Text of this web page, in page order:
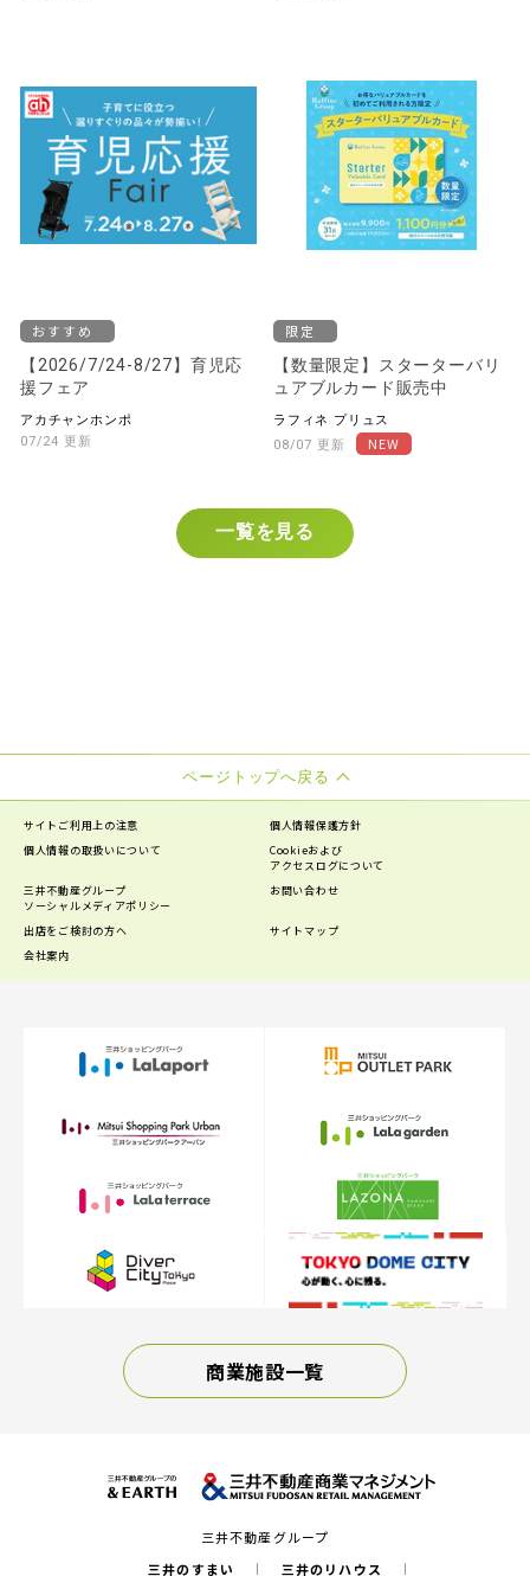
おすすめ
【2026/7/24-8/27】育児応
援フェア
アカチャンホンポ
07/24 更新
限定
【数量限定】スターターバリ
ュアブルカード販売中
ラフィネ プリュス
08/07 更新
一覧を見る
ページトップへ戻る
サイトご利用上の注意
個人情報保護方針
個人情報の取扱いについて
Cookieおよび
アクセスログについて
三井不動産グループ
ソーシャルメディアポリシー
お問い合わせ
出店をご検討の方へ
サイトマップ
会社案内
商業施設一覧
三井不動産グループ
三井のすまい
三井のリハウス